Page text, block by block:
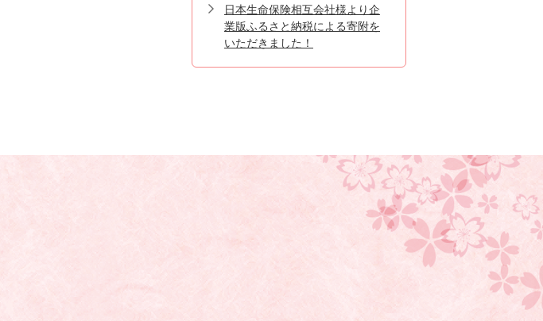
日本生命保険相互会社様より企
業版ふるさと納税による寄附を
いただきました！